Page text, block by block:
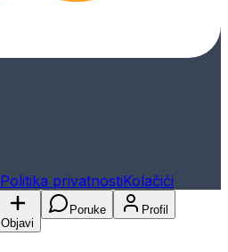
Politika privatnostiKolačići
Objavi
Poruke Profil